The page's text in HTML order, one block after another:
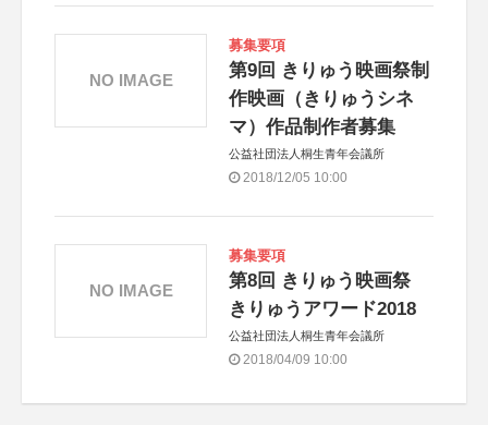
募集要項
第9回 きりゅう映画祭制
作映画（きりゅうシネ
マ）作品制作者募集
公益社団法人桐生青年会議所
2018/12/05 10:00
NO IMAGE
募集要項
第8回 きりゅう映画祭
きりゅうアワード2018
公益社団法人桐生青年会議所
2018/04/09 10:00
NO IMAGE